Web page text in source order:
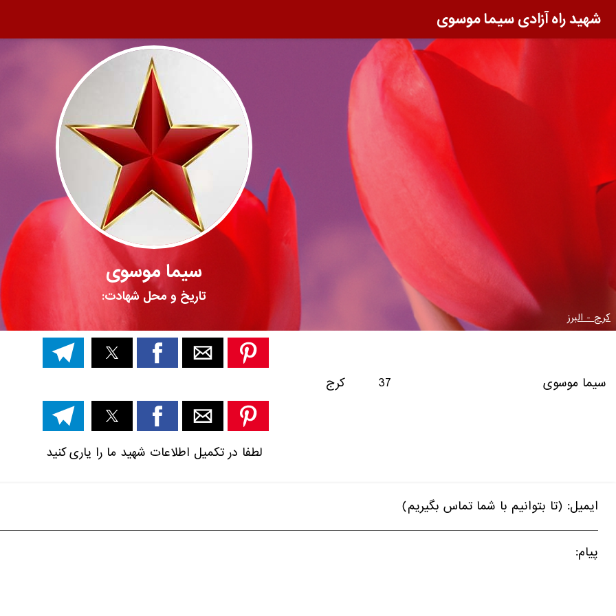
شهید راه آزادی سیما موسوی
سیما موسوی
تاریخ و محل شهادت:
کرج - البرز
سیما موسوی 37 کرج
لطفا در تکمیل اطلاعات شهید ما را یاری کنید
ایمیل: (تا بتوانیم با شما تماس بگیریم)
پیام: